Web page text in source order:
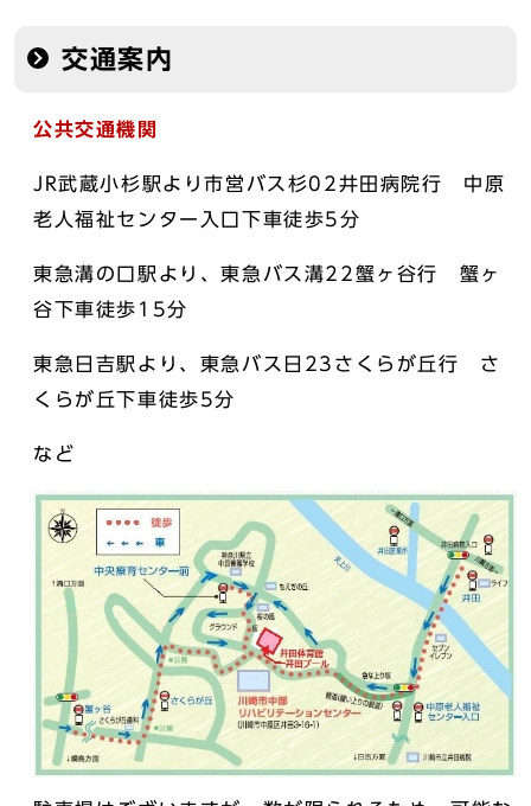
交通案内
公共交通機関
JR武蔵小杉駅より市営バス杉02井田病院行 中原
老人福祉センター入口下車徒歩5分
東急溝の口駅より、東急バス溝22蟹ヶ谷行 蟹ヶ
谷下車徒歩15分
東急日吉駅より、東急バス日23さくらが丘行 さ
くらが丘下車徒歩5分
など